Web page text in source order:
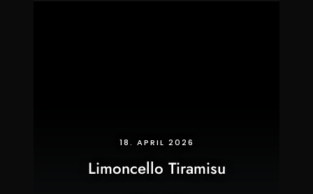
18. APRIL 2026
Limoncello Tiramisu